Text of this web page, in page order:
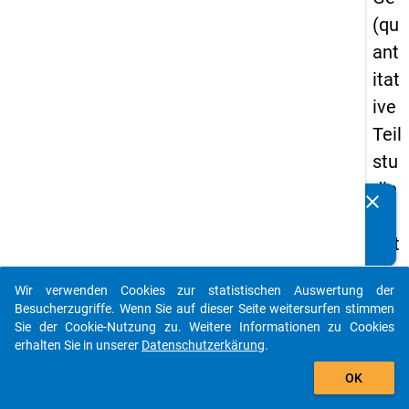
(qu
ant
itat
ive
Teil
stu
die
drit
te
We
lle
Details
clear
auto_stories
add_shopping_cart
Wir verwenden Cookies zur statistischen Auswertung der
Besucherzugriffe. Wenn Sie auf dieser Seite weitersurfen stimmen
Sie der Cookie-Nutzung zu. Weitere Informationen zu Cookies
erhalten Sie in unserer Datenschutzerkärung.
OK